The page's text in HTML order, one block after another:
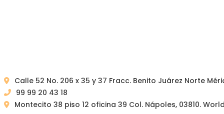
Calle 52 No. 206 x 35 y 37 Fracc. Benito Juárez Norte
99 99 20 43 18
Montecito 38 piso 12 oficina 39 Col. Nápoles, 03810.